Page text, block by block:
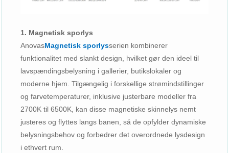
1. Magnetisk sporlys
AnovasMagnetisk sporlysserien kombinerer
funktionalitet med slankt design, hvilket gør den ideel til
lavspændingsbelysning i gallerier, butikslokaler og
moderne hjem. Tilgængelig i forskellige strømindstillinger
og farvetemperaturer, inklusive justerbare modeller fra
2700K til 6500K, kan disse magnetiske skinnelys nemt
justeres og flyttes langs banen, så de opfylder dynamiske
belysningsbehov og forbedrer det overordnede lysdesign
i ethvert rum.